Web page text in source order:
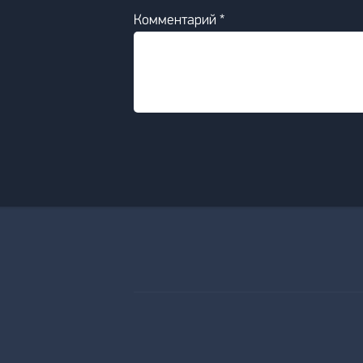
Комментарий *